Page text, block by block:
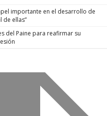
importante en el desarrollo de
de ellas”
del Paine para reafirmar su